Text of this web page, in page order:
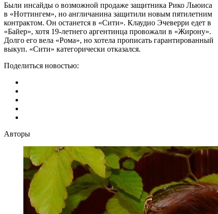
Были инсайды о возможной продаже защитника Рико Льюиса
в «Ноттингем», но англичанина защитили новым пятилетним
контрактом. Он останется в «Сити». Клаудио Эчеверри едет в
«Байер», хотя 19-летнего аргентинца провожали в «Жирону».
Долго его вела «Рома», но хотела прописать гарантированный
выкуп. «Сити» категорически отказался.
Поделиться новостью:
Авторы